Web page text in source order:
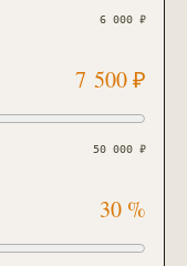
6 000 ₽
7 500₽
50 000 ₽
30 %